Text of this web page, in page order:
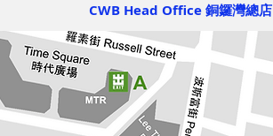
CWB Head Office 銅鑼灣總店